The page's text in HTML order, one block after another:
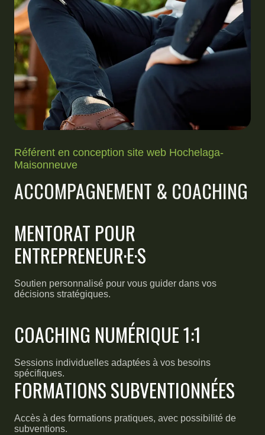
Référent en conception site web Hochelaga-
Maisonneuve
ACCOMPAGNEMENT & COACHING
MENTORAT POUR
ENTREPRENEUR·E·S
Soutien personnalisé pour vous guider dans vos
décisions stratégiques.
COACHING NUMÉRIQUE 1:1
Sessions individuelles adaptées à vos besoins
spécifiques.
FORMATIONS SUBVENTIONNÉES
Accès à des formations pratiques, avec possibilité de
subventions.